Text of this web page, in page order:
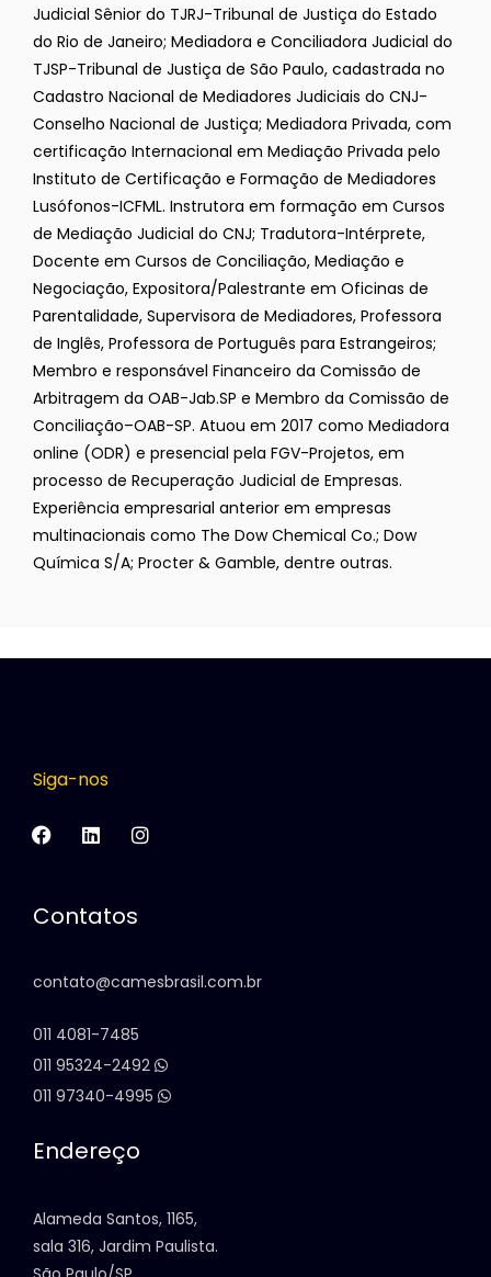
Judicial Sênior do TJRJ-Tribunal de Justiça do Estado
do Rio de Janeiro; Mediadora e Conciliadora Judicial do
TJSP-Tribunal de Justiça de São Paulo, cadastrada no
Cadastro Nacional de Mediadores Judiciais do CNJ-
Conselho Nacional de Justiça; Mediadora Privada, com
certificação Internacional em Mediação Privada pelo
Instituto de Certificação e Formação de Mediadores
Lusófonos-ICFML. Instrutora em formação em Cursos
de Mediação Judicial do CNJ; Tradutora-Intérprete,
Docente em Cursos de Conciliação, Mediação e
Negociação, Expositora/Palestrante em Oficinas de
Parentalidade, Supervisora de Mediadores, Professora
de Inglês, Professora de Português para Estrangeiros;
Membro e responsável Financeiro da Comissão de
Arbitragem da OAB-Jab.SP e Membro da Comissão de
Conciliação–OAB-SP. Atuou em 2017 como Mediadora
online (ODR) e presencial pela FGV-Projetos, em
processo de Recuperação Judicial de Empresas.
Experiência empresarial anterior em empresas
multinacionais como The Dow Chemical Co.; Dow
Química S/A; Procter & Gamble, dentre outras.
Siga-nos
Contatos
contato@camesbrasil.com.br
011 4081-7485
011 95324-2492
011 97340-4995
Endereço
Alameda Santos, 1165,
sala 316, Jardim Paulista.